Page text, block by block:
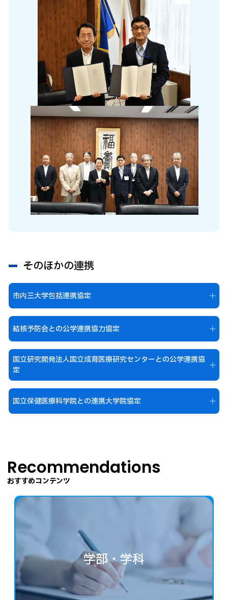
そのほかの連携
市内三大学包括連携協定
結核予防会との公学連携協力協定
国立研究開発法人国立成育医療研究センターとの公学連携協
定
国立保健医療科学院との連携大学院協定
Recommendations
おすすめコンテンツ
学部・学科